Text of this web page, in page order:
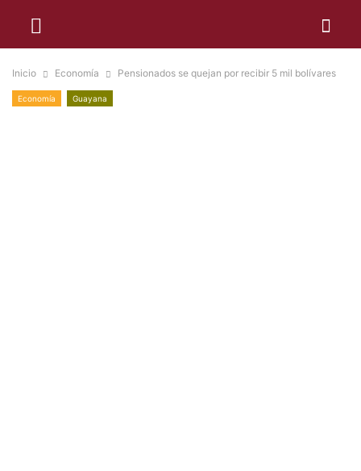
Inicio Economía Pensionados se quejan por recibir 5 mil bolívares
Economía Guayana